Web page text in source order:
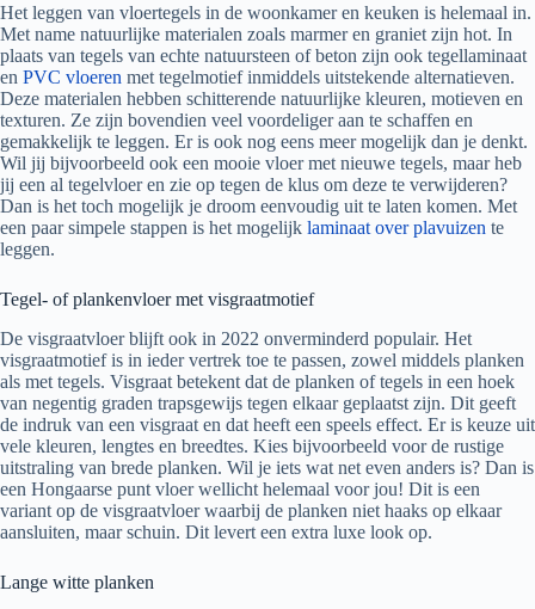
Het leggen van vloertegels in de woonkamer en keuken is helemaal in.
Met name natuurlijke materialen zoals marmer en graniet zijn hot. In
plaats van tegels van echte natuursteen of beton zijn ook tegellaminaat
en PVC vloeren met tegelmotief inmiddels uitstekende alternatieven.
Deze materialen hebben schitterende natuurlijke kleuren, motieven en
texturen. Ze zijn bovendien veel voordeliger aan te schaffen en
gemakkelijk te leggen. Er is ook nog eens meer mogelijk dan je denkt.
Wil jij bijvoorbeeld ook een mooie vloer met nieuwe tegels, maar heb
jij een al tegelvloer en zie op tegen de klus om deze te verwijderen?
Dan is het toch mogelijk je droom eenvoudig uit te laten komen. Met
een paar simpele stappen is het mogelijk laminaat over plavuizen te
leggen.
Tegel- of plankenvloer met visgraatmotief
De visgraatvloer blijft ook in 2022 onverminderd populair. Het
visgraatmotief is in ieder vertrek toe te passen, zowel middels planken
als met tegels. Visgraat betekent dat de planken of tegels in een hoek
van negentig graden trapsgewijs tegen elkaar geplaatst zijn. Dit geeft
de indruk van een visgraat en dat heeft een speels effect. Er is keuze uit
vele kleuren, lengtes en breedtes. Kies bijvoorbeeld voor de rustige
uitstraling van brede planken. Wil je iets wat net even anders is? Dan is
een Hongaarse punt vloer wellicht helemaal voor jou! Dit is een
variant op de visgraatvloer waarbij de planken niet haaks op elkaar
aansluiten, maar schuin. Dit levert een extra luxe look op.
Lange witte planken